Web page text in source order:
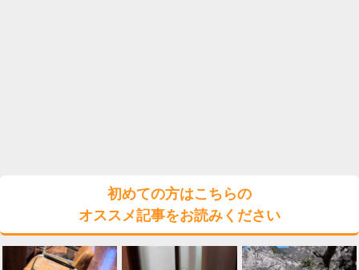
初めての方はこちらの
オススメ記事をお読みください